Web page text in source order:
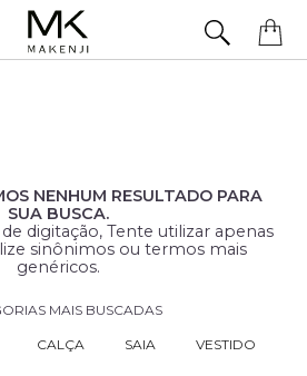
NENHUM RESULTADO PARA
SUA BUSCA.
digitação, Tente utilizar apenas
sinônimos ou termos mais
genéricos.
MAIS BUSCADAS
CALÇA SAIA VESTIDO